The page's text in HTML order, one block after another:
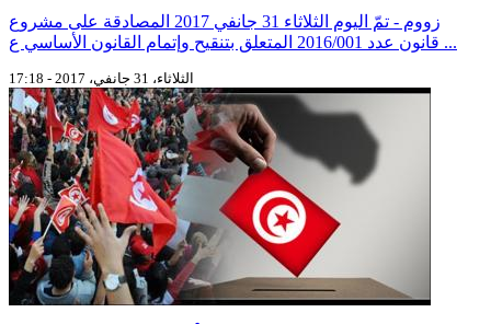
زووم - تمّ اليوم الثلاثاء 31 جانفي 2017 المصادقة على مشروع
قانون عدد 2016/001 المتعلق بتنقيح وإتمام القانون الأساسي ع ...
الثلاثاء، 31 جانفي، 2017 - 17:18